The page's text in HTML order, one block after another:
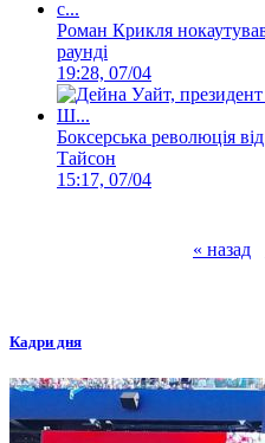
Роман Крикля
раунді
19:28, 07/04
Боксерська революція
Тайсон
15:17, 07/04
« назад
Кадри дня